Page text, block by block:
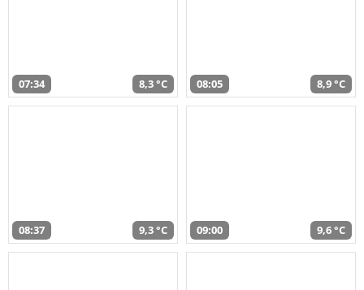
07:34 8,3 °C 08:05 8,9 °C
08:37 9,3 °C 09:00 9,6 °C